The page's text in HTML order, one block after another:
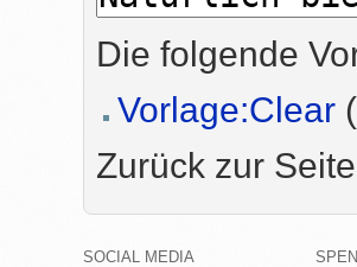
Die folgende
Vorlage:Clear (
Zurück zur Seite
SOCIAL MEDIA